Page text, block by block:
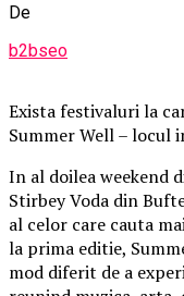
De
b2bseo
Exista festivaluri la
Summer Well – locul
In al doilea weekend
Stirbey Voda din
al celor care cauta
la prima editie,
mod diferit de a